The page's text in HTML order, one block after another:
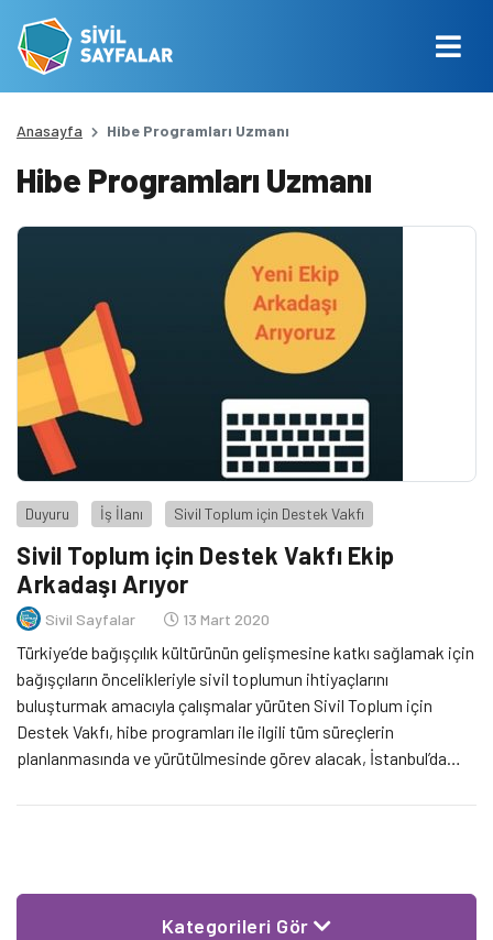
Anasayfa Hibe Programları Uzmanı
Hibe Programları Uzmanı
Duyuru İş İlanı Sivil Toplum için Destek Vakfı
Sivil Toplum için Destek Vakfı Ekip
Arkadaşı Arıyor
Sivil Sayfalar 13 Mart 2020
Türkiye’de bağışçılık kültürünün gelişmesine katkı sağlamak için
bağışçıların öncelikleriyle sivil toplumun ihtiyaçlarını
buluşturmak amacıyla çalışmalar yürüten Sivil Toplum için
Destek Vakfı, hibe programları ile ilgili tüm süreçlerin
planlanmasında ve yürütülmesinde görev alacak, İstanbul’da
Kategorileri Gör